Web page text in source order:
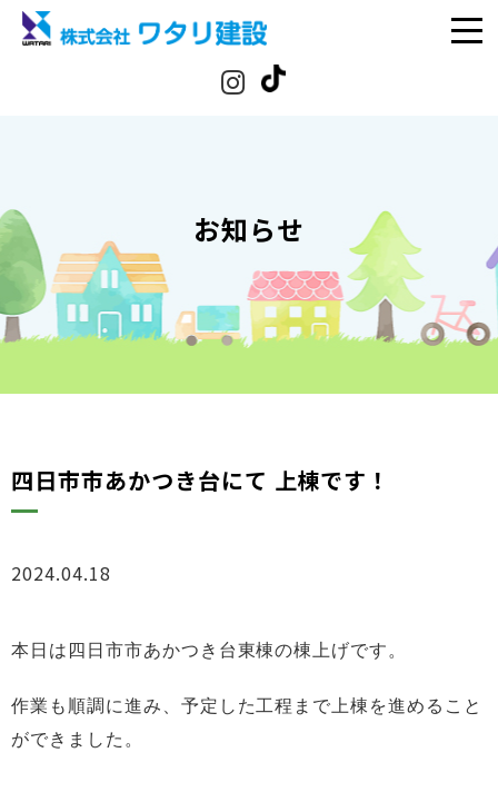
お知らせ
四日市市あかつき台にて 上棟です！
2024.04.18
本日は四日市市あかつき台東棟の棟上げです。
作業も順調に進み、 予定した工程まで上棟を進めること
ができました。